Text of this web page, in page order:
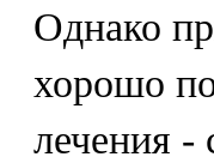
Однако
хорошо
лечения -